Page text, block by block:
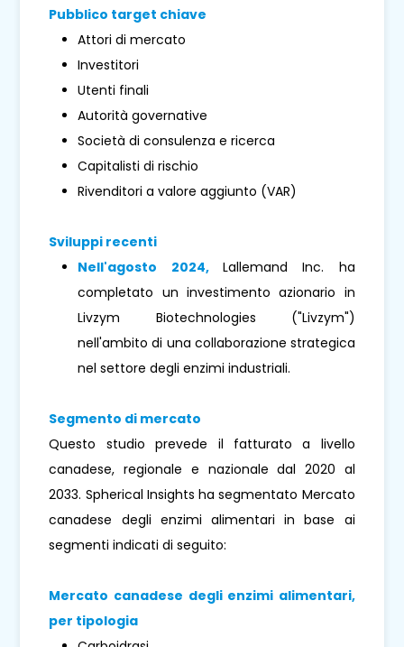
Pubblico target chiave
Attori di mercato
Investitori
Utenti finali
Autorità governative
Società di consulenza e ricerca
Capitalisti di rischio
Rivenditori a valore aggiunto (VAR)
Sviluppi recenti
Nell'agosto 2024, Lallemand Inc. ha
completato un investimento azionario in
Livzym Biotechnologies ("Livzym")
nell'ambito di una collaborazione strategica
nel settore degli enzimi industriali.
Segmento di mercato
Questo studio prevede il fatturato a livello
canadese, regionale e nazionale dal 2020 al
2033. Spherical Insights ha segmentato Mercato
canadese degli enzimi alimentari in base ai
segmenti indicati di seguito:
Mercato canadese degli enzimi alimentari,
per tipologia